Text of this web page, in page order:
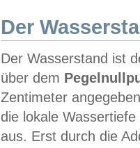
Der
Der Wasserstand ist
über dem
Zentimeter
die lokale
aus. Erst durch die